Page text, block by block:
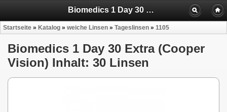
Biomedics 1 Day 30 Extra (Cooper Vision) Inhalt: 30 Linsen
Startseite » Katalog » weiche Linsen » Tageslinsen » 1105
Biomedics 1 Day 30 Extra (Cooper
Vision) Inhalt: 30 Linsen